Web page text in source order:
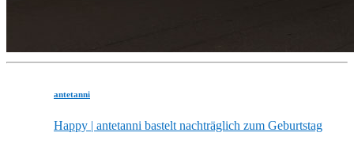
antetanni
Happy | antetanni bastelt nachträglich zum Geburtstag